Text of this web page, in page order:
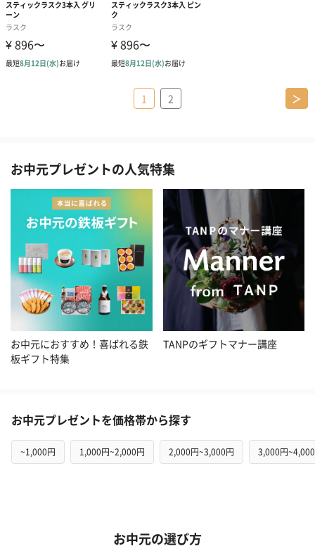
1 2 ＞
お中元プレゼントの人気特集
お中元におすすめ！喜ばれる鉄
板ギフト特集
TANPのギフトマナー講座
お中元プレゼントを価格帯から探す
~1,000円 1,000円~2,000円 2,000円~3,000円 3,000円
お中元の選び方